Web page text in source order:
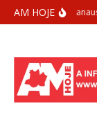
Ir para o conteúdo
AM HOJE
Samu